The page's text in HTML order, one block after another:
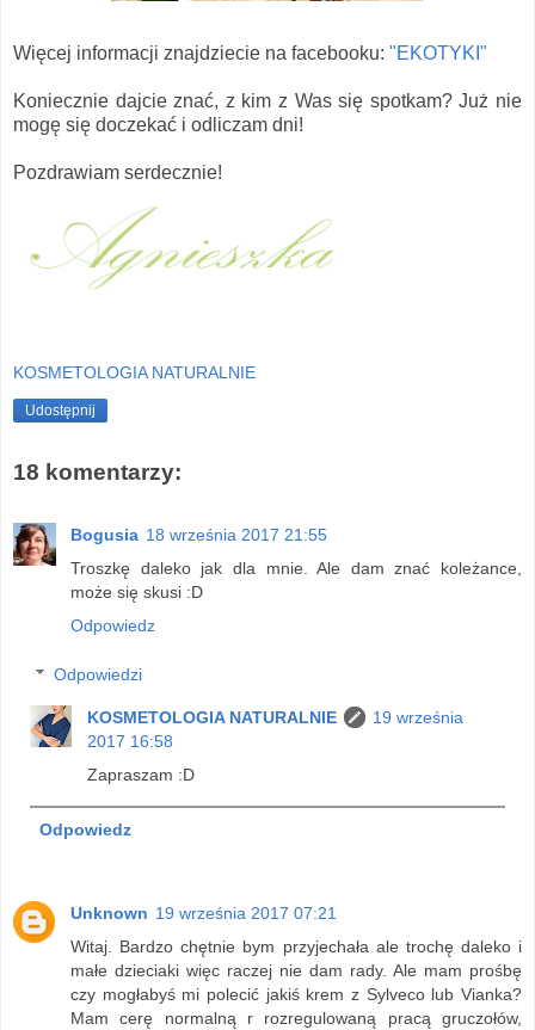
Więcej informacji znajdziecie na facebooku: "EKOTYKI"
Koniecznie dajcie znać, z kim z Was się spotkam? Już nie
mogę się doczekać i odliczam dni!
Pozdrawiam serdecznie!
KOSMETOLOGIA NATURALNIE
Udostępnij
18 komentarzy:
Bogusia 18 września 2017 21:55
Troszkę daleko jak dla mnie. Ale dam znać koleżance,
może się skusi :D
Odpowiedz
Odpowiedzi
KOSMETOLOGIA NATURALNIE
19 września
2017 16:58
Zapraszam :D
Odpowiedz
Unknown 19 września 2017 07:21
Witaj. Bardzo chętnie bym przyjechała ale trochę daleko i
małe dzieciaki więc raczej nie dam rady. Ale mam prośbę
czy mogłabyś mi polecić jakiś krem z Sylveco lub Vianka?
Mam cerę normalną r rozregulowaną pracą gruczołów,